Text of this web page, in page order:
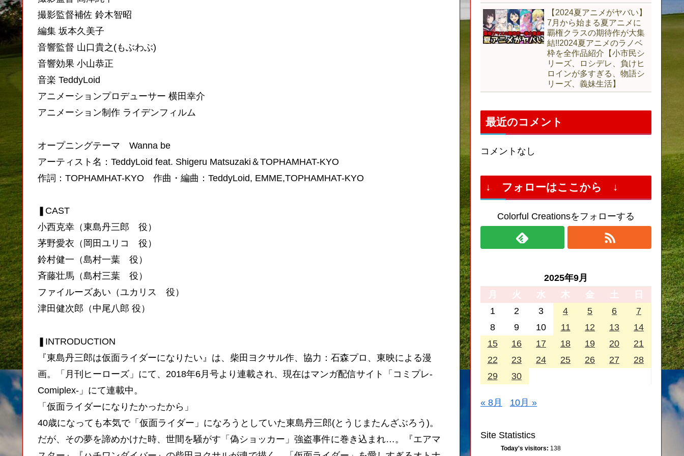
撮影監督補佐 鈴木智昭
編集 坂本久美子
音響監督 山口貴之(もぶわぶ)
音響効果 小山恭正
音楽 TeddyLoid
アニメーションプロデューサー 横田幸介
アニメーション制作 ライデンフィルム
オープニングテーマ Wanna be
アーティスト名：TeddyLoid feat. Shigeru Matsuzaki＆TOPHAMHAT-KYO
作詞：TOPHAMHAT-KYO 作曲・編曲：TeddyLoid, EMME,TOPHAMHAT-KYO
❚CAST
小西克幸（東島丹三郎 役）
茅野愛衣（岡田ユリコ 役）
鈴村健一（島村一葉 役）
斉藤壮馬（島村三葉 役）
ファイルーズあい（ユカリス 役）
津田健次郎（中尾八郎 役）
❚INTRODUCTION
『東島丹三郎は仮面ライダーになりたい』は、柴田ヨクサル作、協力：石森プロ、東映による漫
画。「月刊ヒーローズ」にて、2018年6月号より連載され、現在はマンガ配信サイト「コミプレ-
Comiplex-」にて連載中。
「仮面ライダーになりたかったから」
40歳になっても本気で「仮面ライダー」になろうとしていた東島丹三郎(とうじまたんざぶろう)。
だが、その夢を諦めかけた時、世間を騒がす「偽ショッカー」強盗事件に巻き込まれ…。『エアマ
【2024夏アニメがヤバい】
7月から始まる夏アニメに
覇権クラスの期待作が大集
結!!2024夏アニメのラノベ
枠を全作品紹介【小市民シ
リーズ、ロシデレ、負けヒ
ロインが多すぎる、物語シ
リーズ、義妹生活】
最近のコメント
コメントなし
↓ フォローはここから ↓
Colorful Creationsをフォローする
2025年9月
月
火 水 木 金 土
日
1
2 3 4 5 6
7
8
9 10 11 12 13
14
15
16 17 18 19 20
21
22
23 24 25 26 27
28
29
30
« 8月 10月 »
Site Statistics
Today's visitors: 138